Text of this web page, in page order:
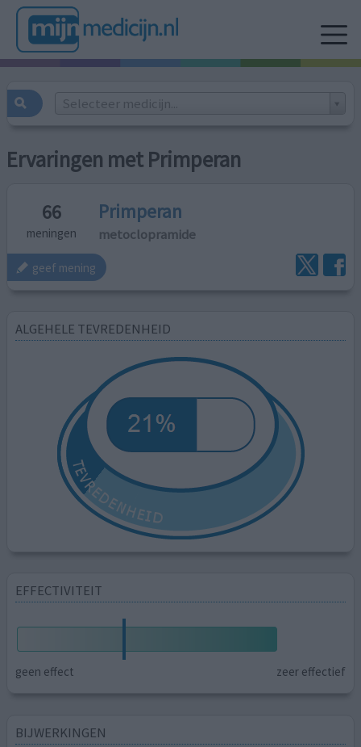
Selecteer medicijn...
Ervaringen met Primperan
66
meningen
Primperan
metoclopramide
geef mening
ALGEHELE TEVREDENHEID
EFFECTIVITEIT
geen effect zeer effectief
BIJWERKINGEN